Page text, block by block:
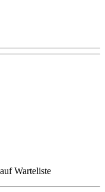
Warteliste